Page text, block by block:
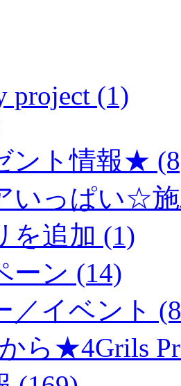
project (1)
ント情報★
いっぱい☆
を追加 (1)
ーン (14)
／イベント
ら★4Grils